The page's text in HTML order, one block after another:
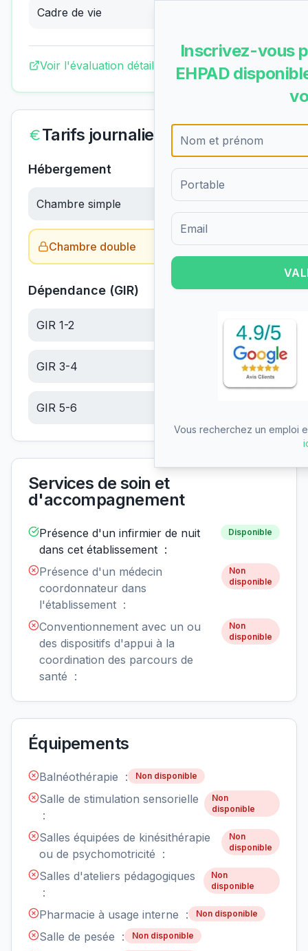
Cadre de vie
Voir l'évaluation détaillée complète
Tarifs journaliers
Hébergement
Chambre simple 62.13€/jour
Chambre double Obtenir le tarif →
Dépendance (GIR)
GIR 1-2 24.25 €/jour
GIR 3-4 €/jour
GIR 5-6
Services de soin et
d'accompagnement
Présence d'un infirmier de nuit
dans cet établissement :
Disponible
Présence d'un médecin
coordonnateur dans
l'établissement :
Non
disponible
Conventionnement avec un ou
des dispositifs d'appui à la
coordination des parcours de
santé :
Non
disponible
Équipements
Balnéothérapie : Non disponible
Salle de stimulation sensorielle
:
Non
disponible
Salles équipées de kinésithérapie
ou de psychomotricité :
Non
disponible
Salles d'ateliers pédagogiques
:
Non
disponible
Pharmacie à usage interne : Non disponible
Salle de pesée : Non disponible
Inscrivez-vous
EHPAD
Formulaire d'inscription pour
Vous recherchez un emploi